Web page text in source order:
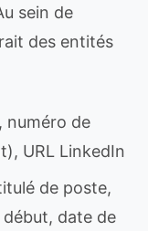
sein de
des entités
numéro de
URL LinkedIn
de poste,
date de